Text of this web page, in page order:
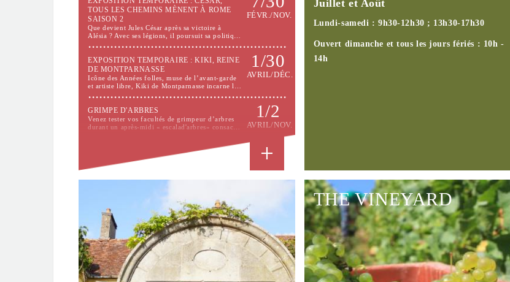
TOUS LES CHEMINS MÈNENT À ROME
SAISON 2
Que devient Jules César après sa victoire à
Alésia ? Avec ses légions, il poursuit sa politiq…
FÉVR./NOV.
EXPOSITION TEMPORAIRE : KIKI, REINE
DE MONTPARNASSE
Icône des Années folles, muse de l’avant-garde
et artiste libre, Kiki de Montparnasse incarne l…
1/30
AVRIL/DÉC.
GRIMPE D'ARBRES
Venez tester vos facultés de grimpeur d’arbres
durant un après-midi « escalad'arbres» consac…
1/2
AVRIL/NOV.
DÉCOUVREZ L'ESPACE HARRY TRUMAN
AU CHÂTEAU
Venez découvrir l'Espace HARRY TRUMAN
8/27
EXPOSITION LE BAL DE LA LOBA PAR
JEAN-PIERRE GARRAULT
Du 11 mai au 30 décembre 2026, le Musée du
Pays Châtillonnais – Trésor de Vix présente l’…
11/30
MAI/DÉC.
VISITES COMMENTÉES DU CHÂTEAU DE
BUSSY-RABUTIN
Laissez le château vous dévoiler tous ses secrets
grâce aux visites commentées assurées par les…
1/30
JUIN/SEPT.
Juillet et Août
Lundi-samedi : 9h30-12h30 ; 13h30-17h30
Ouvert dimanche et tous les jours fériés : 10h -
14h
THE VINEYARD
Classified as AOC Cremant of Burgundy and
"Vineyard & Discovery", the vineyard of the
Châtillonnais open up on sloping and sunny
hillside. Travel across the Cremant route and enjoy
a break in the heart of our villages, with their wine
cellars and domains...